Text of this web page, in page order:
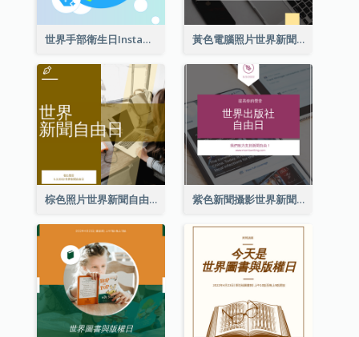
世界手部衛生日Instagram帖子 黃色電腦照片世界新聞自由日Instagram帖子
棕色照片世界新聞自由日Instagram帖子 紫色新聞攝影世界新聞自由日Instagram帖子